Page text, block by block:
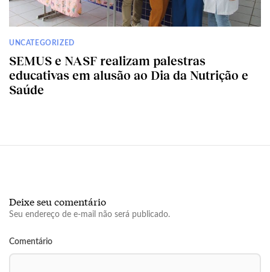
UNCATEGORIZED
SEMUS e NASF realizam palestras
educativas em alusão ao Dia da Nutrição e
Saúde
Deixe seu comentário
Seu endereço de e-mail não será publicado.
Comentário